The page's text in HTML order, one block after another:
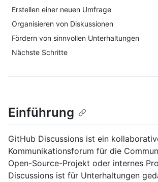
Erstellen einer neuen Umfrage
Organisieren von Diskussionen
Fördern von sinnvollen Unterhaltungen
Nächste Schritte
Einführung
GitHub Discussions ist ein
Kommunikationsforum für die
Open-Source-Projekt oder internes
Discussions ist für Unterhaltungen